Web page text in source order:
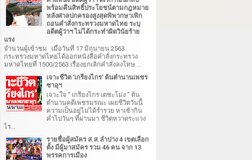
พร้อมคืนสิทธิ์ประโยชน์ตามกฎหมาย
หลังศาลปกครองสูงสุดพิพากษาเพิก
ถอนคำสั่งกระทรวงมหาดไทย ระบุ
อดีตผู้ว่าฯ ไม่ได้กระทำผิดวินัยร้าย
แรง
จำนวนผู้เข้าชม เมื่อวันที่ 17 มิถุนายน 2563
กระทรวงมหาดไทยได้ออกหนังสือคำสั่งกระทรวง
มหาดไทยที่ 1500/2563 เรื่องยกเลิกคำสั่งลงโทษ ...
เจาะชีวิต 'เกรียงไกร' ต้นตำนานเพชร
ซาอุฯ
เจาะใจ “ เกรียงไกร เตชะโม่ง ” ต้น
ตำนานคดีเพชรมรณะ เผยชีวิตวันนี้
ความเป็นอยู่ไม่ได้ร่ำรวย หาเช้ากิน
ค่ำไปวันๆ ที่ผ่านมา ชีวิตหวาดระแวง
ไร...
รายชื่อผู้สมัคร ส.ส.ลำปาง 4 เขตเลือก
ตั้ง มีผู้มาสมัคร รวม 46 คน จาก 13
พรรคการเมือง